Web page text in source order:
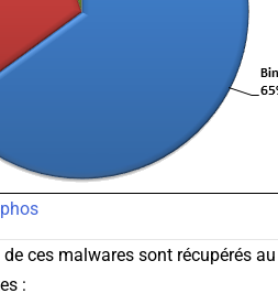
ces malwares sont récupérés
: